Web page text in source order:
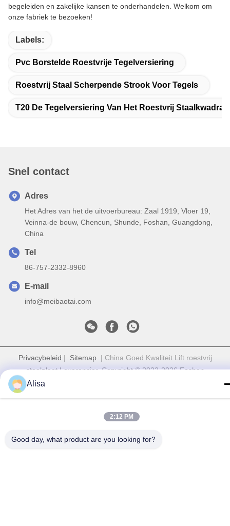
begeleiden en zakelijke kansen te onderhandelen. Welkom om
onze fabriek te bezoeken!
Labels:
Pvc Borstelde Roestvrije Tegelversiering
Roestvrij Staal Scherpende Strook Voor Tegels
T20 De Tegelversiering Van Het Roestvrij
Snel contact
Adres
Het Adres van het de uitvoerbureau: Zaal 1919, Vloer 19,
Veinna-de bouw, Chencun, Shunde, Foshan, Guangdong,
China
Tel
86-757-2332-8960
E-mail
info@meibaotai.com
Privacybeleid | Sitemap| China Goed Kwaliteit Lift roestvrij
staalplaat Leverancier. Copyright © 2022-2026 Foshan
Meibaotai Stainless Steel Products Co., Ltd. Allemaal. Alle
Alisa
2:12 PM
Good day, what product are you looking for?